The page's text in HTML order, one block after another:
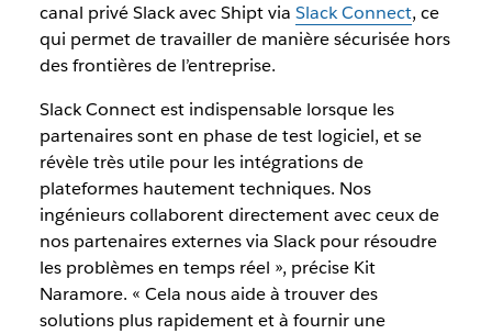
canal privé Slack avec Shipt via Slack Connect, ce
qui permet de travailler de manière sécurisée hors
des frontières de l’entreprise.
Slack Connect est indispensable lorsque les
partenaires sont en phase de test logiciel, et se
révèle très utile pour les intégrations de
plateformes hautement techniques. Nos
ingénieurs collaborent directement avec ceux de
nos partenaires externes via Slack pour résoudre
les problèmes en temps réel », précise Kit
Naramore. « Cela nous aide à trouver des
solutions plus rapidement et à fournir une